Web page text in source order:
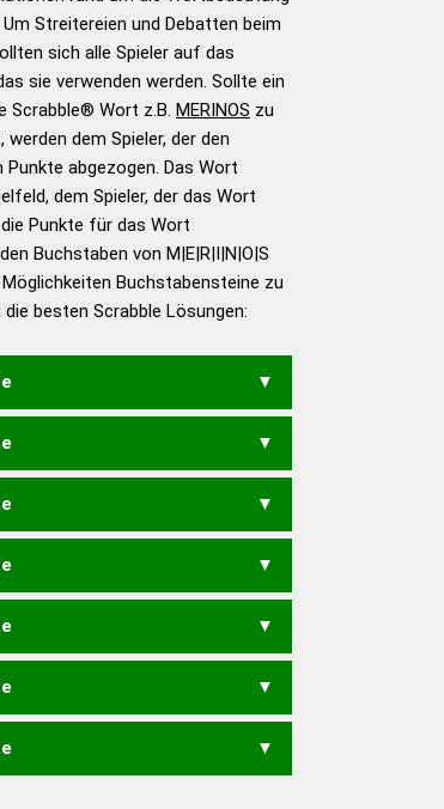
und Wortform, um die
für das Scrabble-Spiel zu
Turnier Scrabble-
Duden – Standardwerk in 12
Bänden
Duden – Richtiges und gutes
Deutsch
Duden – Die deutsche Grammatik
Duden – Deutsches
Streitereien und Debatten beim
sich alle Spieler auf das
sie verwenden werden. Sollte ein
Scrabble® Wort z.B. MERINOS zu
dem Spieler, der den
abgezogen. Das Wort
dem Spieler, der das Wort
Punkte für das Wort
Buchstaben von M|E|R|I|N|O|S
Buchstabensteine zu
besten Scrabble Lösungen:
SERMON
SEROM SIMON SONEM
MISEN REIMS REMIS ROSINE
NOIRS ORNIS OSERN ROIEN
IONS
ROIE
SEIN SIRE